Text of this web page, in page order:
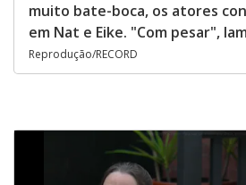
muito bate-boca, os atores
em Nat e Eike. "Com pesar",
Reprodução/RECORD